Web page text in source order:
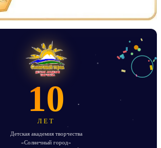
10
ЛЕТ
Детская академия творчества
«Солнечный город»